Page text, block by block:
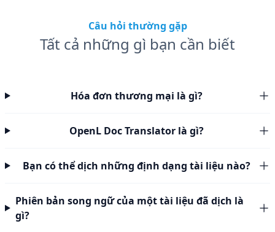
Câu hỏi thường gặp
Tất cả những gì bạn cần biết
Hóa đơn thương mại là gì?
OpenL Doc Translator là gì?
Bạn có thể dịch những định dạng tài liệu nào?
Phiên bản song ngữ của một tài liệu đã dịch là
gì?